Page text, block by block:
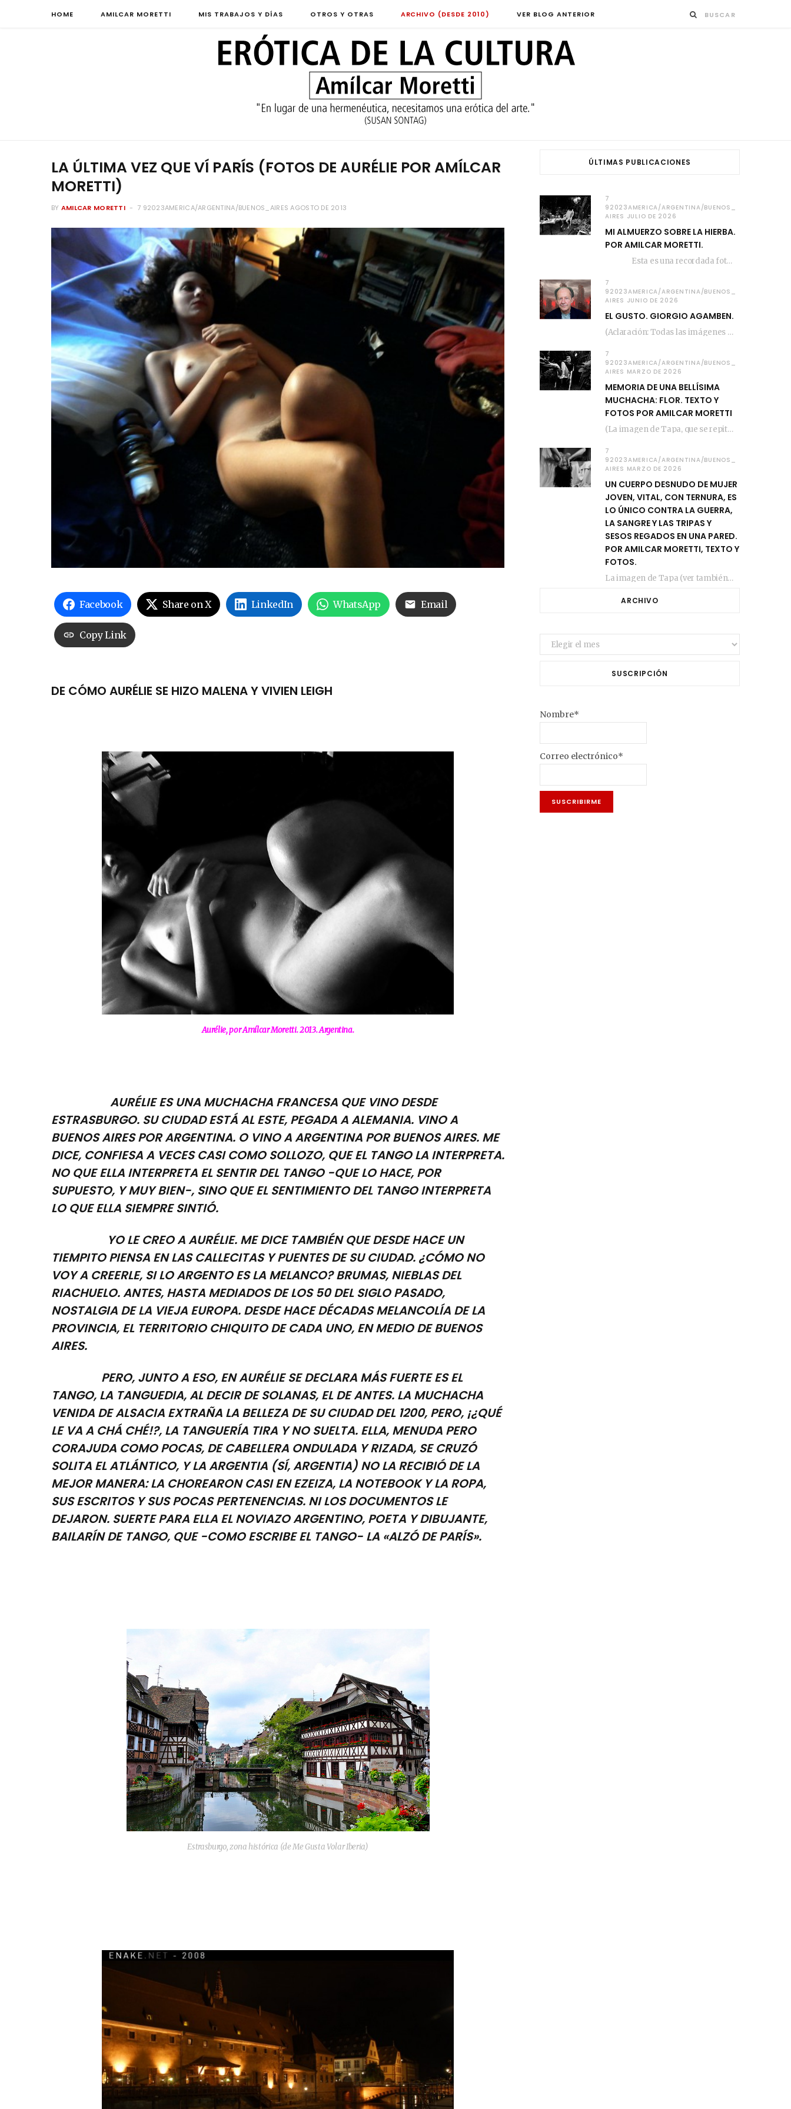
HOME AMILCAR MORETTI MIS TRABAJOS Y DÍAS OTROS Y OTRAS ARCHIVO (DESDE 2010) VER BLOG ANTERIOR
LA ÚLTIMA VEZ QUE VÍ PARÍS (FOTOS DE AURÉLIE POR AMÍLCAR
MORETTI)
BY AMILCAR MORETTI 7 92023AMERICA/ARGENTINA/BUENOS_AIRES AGOSTO DE 2013
Facebook Share on X LinkedIn WhatsApp Email
Copy Link
DE CÓMO AURÉLIE SE HIZO MALENA Y VIVIEN LEIGH
Aurélie, por Amílcar Moretti. 2013. Argentina.
AURÉLIE ES UNA MUCHACHA FRANCESA QUE VINO DESDE
ESTRASBURGO. SU CIUDAD ESTÁ AL ESTE, PEGADA A ALEMANIA. VINO A
BUENOS AIRES POR ARGENTINA. O VINO A ARGENTINA POR BUENOS AIRES. ME
DICE, CONFIESA A VECES CASI COMO SOLLOZO, QUE EL TANGO LA INTERPRETA.
NO QUE ELLA INTERPRETA EL SENTIR DEL TANGO -QUE LO HACE, POR
SUPUESTO, Y MUY BIEN-, SINO QUE EL SENTIMIENTO DEL TANGO INTERPRETA
LO QUE ELLA SIEMPRE SINTIÓ.
YO LE CREO A AURÉLIE. ME DICE TAMBIÉN QUE DESDE HACE UN
TIEMPITO PIENSA EN LAS CALLECITAS Y PUENTES DE SU CIUDAD. ¿CÓMO NO
VOY A CREERLE, SI LO ARGENTO ES LA MELANCO? BRUMAS, NIEBLAS DEL
RIACHUELO. ANTES, HASTA MEDIADOS DE LOS 50 DEL SIGLO PASADO,
NOSTALGIA DE LA VIEJA EUROPA. DESDE HACE DÉCADAS MELANCOLÍA DE LA
PROVINCIA, EL TERRITORIO CHIQUITO DE CADA UNO, EN MEDIO DE BUENOS
AIRES.
PERO, JUNTO A ESO, EN AURÉLIE SE DECLARA MÁS FUERTE ES EL
TANGO, LA TANGUEDIA, AL DECIR DE SOLANAS, EL DE ANTES. LA MUCHACHA
VENIDA DE ALSACIA EXTRAÑA LA BELLEZA DE SU CIUDAD DEL 1200, PERO, ¡¿QUÉ
LE VA A CHÁ CHÉ!?, LA TANGUERÍA TIRA Y NO SUELTA. ELLA, MENUDA PERO
CORAJUDA COMO POCAS, DE CABELLERA ONDULADA Y RIZADA, SE CRUZÓ
SOLITA EL ATLÁNTICO, Y LA ARGENTIA (SÍ, ARGENTIA) NO LA RECIBIÓ DE LA
MEJOR MANERA: LA CHOREARON CASI EN EZEIZA, LA NOTEBOOK Y LA ROPA,
SUS ESCRITOS Y SUS POCAS PERTENENCIAS. NI LOS DOCUMENTOS LE
DEJARON. SUERTE PARA ELLA EL NOVIAZO ARGENTINO, POETA Y DIBUJANTE,
BAILARÍN DE TANGO, QUE -COMO ESCRIBE EL TANGO- LA «ALZÓ DE PARÍS».
Estrasburgo, zona histórica (de Me Gusta Volar Iberia)
ÚLTIMAS PUBLICACIONES
7
92023AMERICA/ARGENTINA/BUENOS_
AIRES JULIO DE 2026
MI ALMUERZO SOBRE LA HIERBA.
POR AMILCAR MORETTI.
Esta es una recordada fotografía que registré…
7
92023AMERICA/ARGENTINA/BUENOS_
AIRES JUNIO DE 2026
EL GUSTO. GIORGIO AGAMBEN.
(Aclaración: Todas las imágenes de este posteo fueron tomadas de Bloghemia.com, y todos los…
7
92023AMERICA/ARGENTINA/BUENOS_
AIRES MARZO DE 2026
MEMORIA DE UNA BELLÍSIMA
MUCHACHA: FLOR. TEXTO Y
FOTOS POR AMILCAR MORETTI
(La imagen de Tapa, que se repite arriba, fue compuesta por Amilcar Moretti el viernes…
7
92023AMERICA/ARGENTINA/BUENOS_
AIRES MARZO DE 2026
UN CUERPO DESNUDO DE MUJER
JOVEN, VITAL, CON TERNURA, ES
LO ÚNICO CONTRA LA GUERRA,
LA SANGRE Y LAS TRIPAS Y
SESOS REGADOS EN UNA PARED.
POR AMILCAR MORETTI, TEXTO Y
FOTOS.
La imagen de Tapa (ver también más arriba) fue compuesta en estos días de febrero…
ARCHIVO
Archivo
SUSCRIPCIÓN
Nombre*
Correo electrónico*